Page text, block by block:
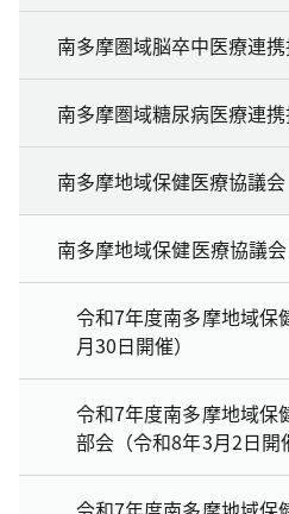
南多摩圏域脳卒中医療連
南多摩圏域糖尿病医療連
南多摩地域保健医療協議会
南多摩地域保健医療協議
令和7年度南多摩地域保
月30日開催）
令和7年度南多摩地域
部会（令和8年3月2日開